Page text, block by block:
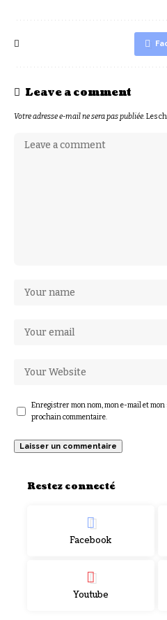
Leave a comment
Votre adresse e-mail ne sera pas publiée.Les
Enregistrer mon nom, mon e-mail et
prochain commentaire.
Restez connecté
Facebook
Youtube